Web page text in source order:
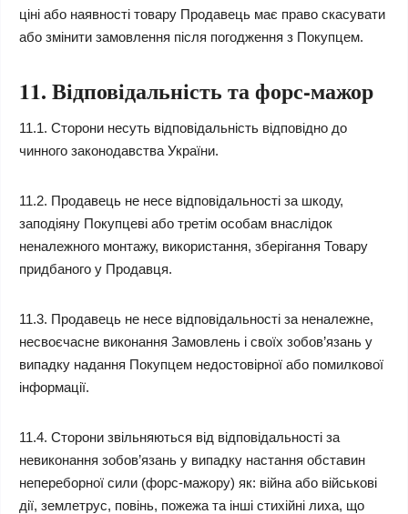
ціні або наявності товару Продавець має право скасувати
або змінити замовлення після погодження з Покупцем.
11. Відповідальність та форс-мажор
11.1. Сторони несуть відповідальність відповідно до
чинного законодавства України.
11.2. Продавець не несе відповідальності за шкоду,
заподіяну Покупцеві або третім особам внаслідок
неналежного монтажу, використання, зберігання Товару
придбаного у Продавця.
11.3. Продавець не несе відповідальності за неналежне,
несвоєчасне виконання Замовлень і своїх зобов’язань у
випадку надання Покупцем недостовірної або помилкової
інформації.
11.4. Сторони звільняються від відповідальності за
невиконання зобов’язань у випадку настання обставин
непереборної сили (форс-мажору) як: війна або військові
дії, землетрус, повінь, пожежа та інші стихійні лиха, що